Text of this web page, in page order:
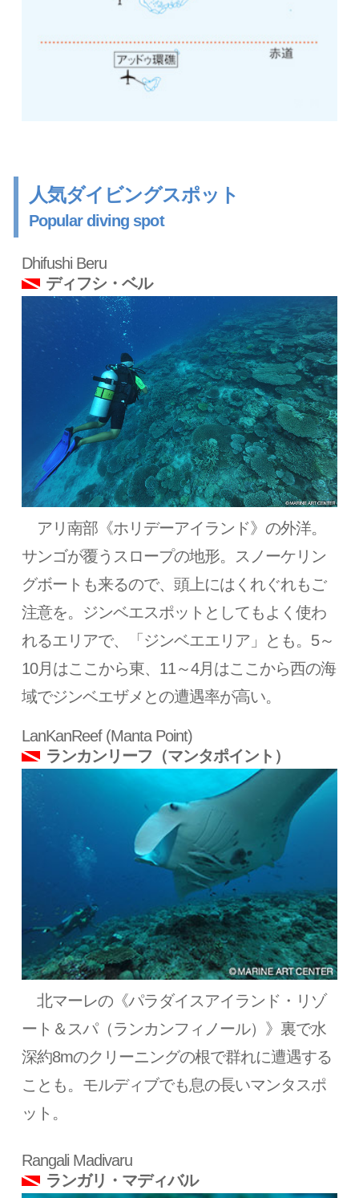
人気ダイビングスポット
Popular diving spot
Dhifushi Beru
ディフシ・ベル
アリ南部《ホリデーアイランド》の外洋。
サンゴが覆うスロープの地形。スノーケリン
グボートも来るので、頭上にはくれぐれもご
注意を。ジンベエスポットとしてもよく使わ
れるエリアで、「ジンベエエリア」とも。5～
10月はここから東、11～4月はここから西の海
域でジンベエザメとの遭遇率が高い。
LanKanReef (Manta Point)
ランカンリーフ（マンタポイント）
北マーレの《パラダイスアイランド・リゾ
ート＆スパ（ランカンフィノール）》裏で水
深約8mのクリーニングの根で群れに遭遇する
ことも。モルディブでも息の長いマンタスポ
ット。
Rangali Madivaru
ランガリ・マディバル